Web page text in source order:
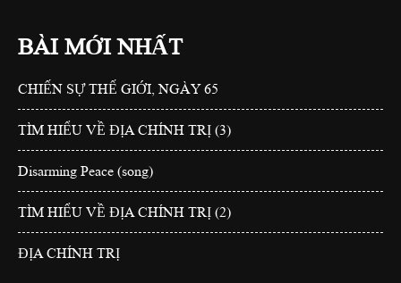
BÀI MỚI NHẤT
CHIẾN SỰ THẾ GIỚI, NGÀY 65
TÌM HIỂU VỀ ĐỊA CHÍNH TRỊ (3)
Disarming Peace (song)
TÌM HIỂU VỀ ĐỊA CHÍNH TRỊ (2)
ĐỊA CHÍNH TRỊ